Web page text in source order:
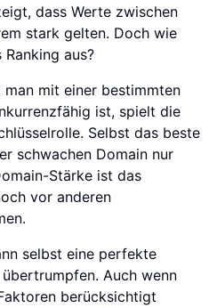
dass Werte zwischen
stark gelten. Doch wie
aus?
mit einer bestimmten
ist, spielt die
Selbst das beste
schwachen Domain nur
Stärke ist das
vor anderen
selbst eine perfekte
Auch wenn
berücksichtigt